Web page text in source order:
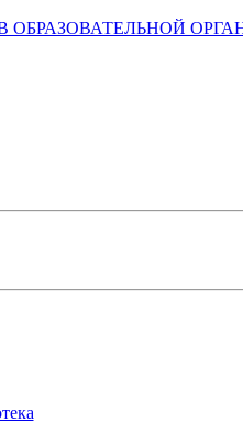
ОБРАЗОВАТЕЛЬНОЙ